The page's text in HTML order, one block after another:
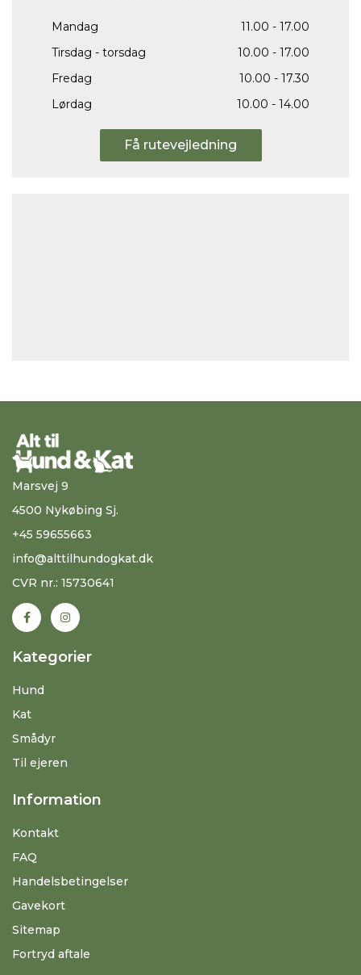
Mandag
11.00 - 17.00
Tirsdag - torsdag
10.00 - 17.00
Fredag
10.00 - 17.30
Lørdag
10.00 - 14.00
Få rutevejledning
Marsvej 9
4500 Nykøbing Sj.
+45 59655663
info@alttilhundogkat.dk
CVR nr.: 15730641
Kategorier
Hund
Kat
Smådyr
Til ejeren
Information
Kontakt
FAQ
Handelsbetingelser
Gavekort
Sitemap
Fortryd aftale